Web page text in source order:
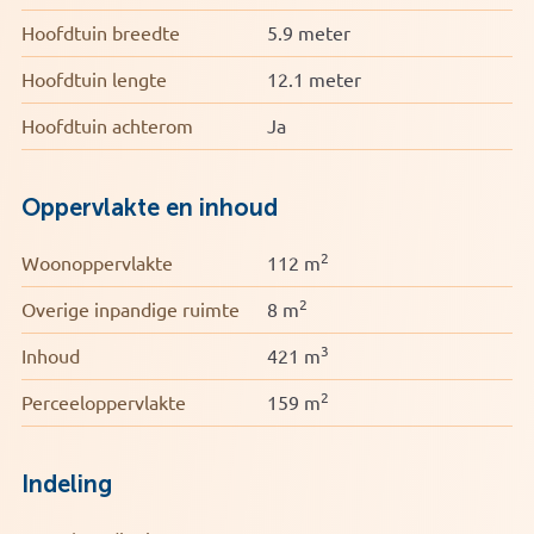
• C.v.-combiketel (Intergas 2020)
• Energielabel C
Hoofdtuin breedte 5.9 meter
Hoofdtuin lengte 12.1 meter
Hoofdtuin achterom Ja
Oppervlakte en inhoud
Woonoppervlakte 112 m2
Overige inpandige ruimte 8 m2
Inhoud 421 m3
Perceeloppervlakte 159 m2
Indeling